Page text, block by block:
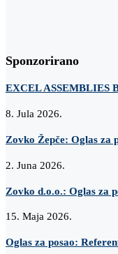
Sponzorirano
EXCEL ASSEMBLIES
8. Jula 2026.
Zovko Žepče: Oglas za
2. Juna 2026.
Zovko d.o.o.: Oglas za
15. Maja 2026.
Oglas za posao: